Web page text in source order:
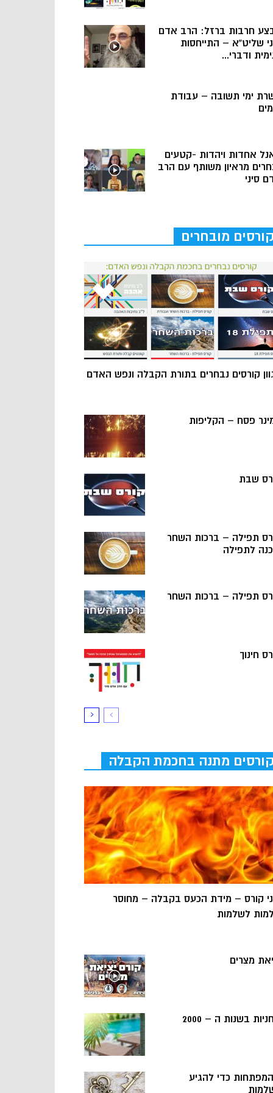
חרבות ברזל: הרב אדם
שליט”א – התייחסות
ודברי...
ימי תשובה – עבודת
אחדות ויהדות -קטעים
מראיון משותף עם הרב
סיני
קורסים מובחרים
קורסים נבחרים בתורת הקבלה ונפש האדם
פסח – הקליפות
שבת
תפילה – ברכות השחר
לתפילה
תפילה – ברכות השחר
חינוך
קורסים מתנה בחכמת הקבלה
קורס – מידת הכעס בקבלה – מחוסר
לשלמות
מצרים
בשנות ה – 2000
5 המפתחות כדי להגיע